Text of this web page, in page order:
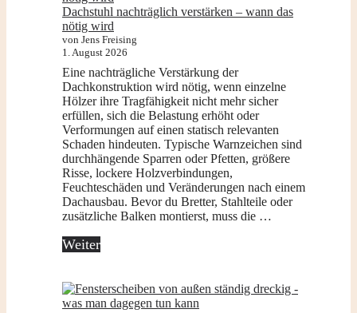
Dachstuhl nachträglich verstärken – wann das
nötig wird
von Jens Freising
1. August 2026
Eine nachträgliche Verstärkung der
Dachkonstruktion wird nötig, wenn einzelne
Hölzer ihre Tragfähigkeit nicht mehr sicher
erfüllen, sich die Belastung erhöht oder
Verformungen auf einen statisch relevanten
Schaden hindeuten. Typische Warnzeichen sind
durchhängende Sparren oder Pfetten, größere
Risse, lockere Holzverbindungen,
Feuchteschäden und Veränderungen nach einem
Dachausbau. Bevor du Bretter, Stahlteile oder
zusätzliche Balken montierst, muss die …
Weiter